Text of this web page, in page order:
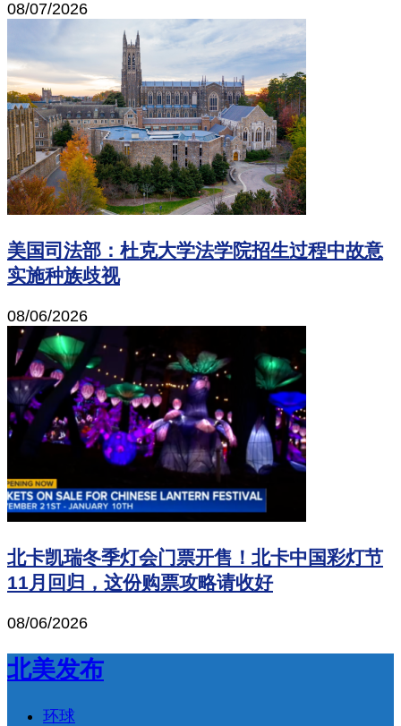
08/07/2026
美国司法部：杜克大学法学院招生过程中故意
实施种族歧视
08/06/2026
北卡凯瑞冬季灯会门票开售！北卡中国彩灯节
11月回归，这份购票攻略请收好
08/06/2026
北美发布
环球